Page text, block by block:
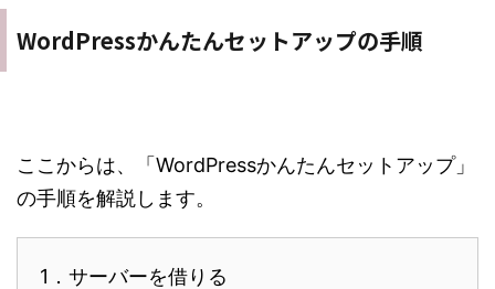
WordPressかんたんセットアップの手順
ここからは、「WordPressかんたんセットアップ」
の手順を解説します。
1．サーバーを借りる